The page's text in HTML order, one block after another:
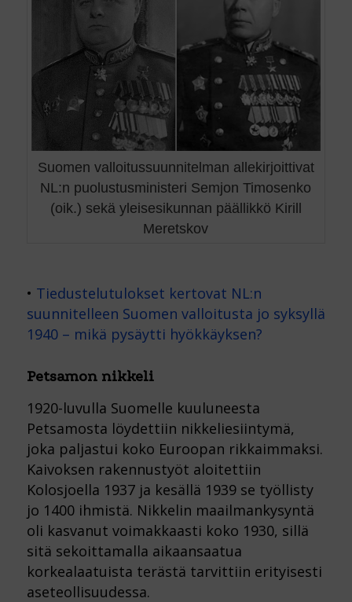
Suomen valloitussuunnitelman allekirjoittivat
NL:n puolustusministeri Semjon Timosenko
(oik.) sekä yleisesikunnan päällikkö Kirill
Meretskov
• Tiedustelutulokset kertovat NL:n
suunnitelleen Suomen valloitusta jo syksyllä
1940 – mikä pysäytti hyökkäyksen?
Petsamon nikkeli
1920-luvulla Suomelle kuuluneesta
Petsamosta löydettiin nikkeliesiintymä,
joka paljastui koko Euroopan rikkaimmaksi.
Kaivoksen rakennustyöt aloitettiin
Kolosjoella 1937 ja kesällä 1939 se työllisty
jo 1400 ihmistä. Nikkelin maailmankysyntä
oli kasvanut voimakkaasti koko 1930, sillä
sitä sekoittamalla aikaansaatua
korkealaatuista terästä tarvittiin erityisesti
aseteollisuudessa.